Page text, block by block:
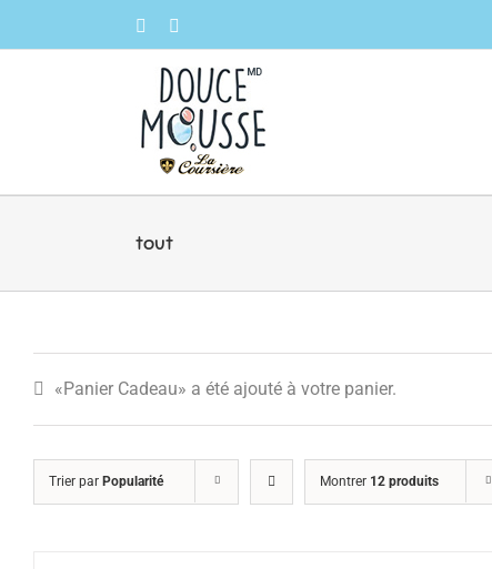
Facebook
tout
«Panier Cadeau» a été ajouté à votre panier.
Trier par Popularité Montrer 12 produits